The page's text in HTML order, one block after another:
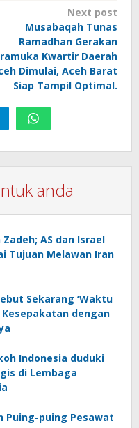
Next post
Musabaqah Tunas
Ramadhan Gerakan
Kwartir Daerah
Dimulai, Aceh Barat
Siap Tampil Optimal.
anda
AS dan Israel
Tujuan Melawan Iran
Sekarang ‘Waktu
dengan
Indonesia duduki
di Lembaga
Puing-puing Pesawat